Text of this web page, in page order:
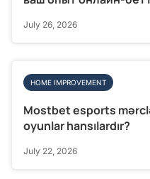
July 26, 2026
HOME IMPROVEMENT
Mostbet esports
oyunlar hansılardır?
July 22, 2026